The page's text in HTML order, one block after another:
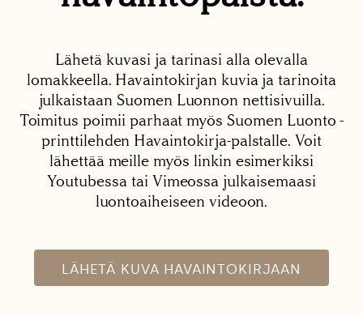
Lähetä kuvasi ja tarinasi alla olevalla
lomakkeella. Havaintokirjan kuvia ja tarinoita
julkaistaan Suomen Luonnon nettisivuilla.
Toimitus poimii parhaat myös Suomen Luonto -
printtilehden Havaintokirja-palstalle. Voit
lähettää meille myös linkin esimerkiksi
Youtubessa tai Vimeossa julkaisemaasi
luontoaiheiseen videoon.
LÄHETÄ KUVA HAVAINTOKIRJAAN